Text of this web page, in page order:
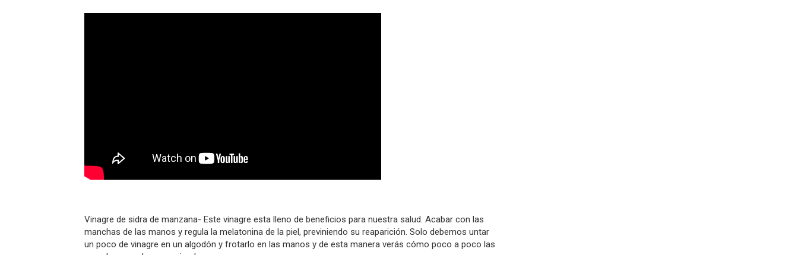
Vinagre de sidra de manzana- Este vinagre esta lleno de beneficios para nuestra salud. Acabar con las
manchas de las manos y regula la melatonina de la piel, previniendo su reaparición. Solo debemos untar
un poco de vinagre en un algodón y frotarlo en las manos y de esta manera verás cómo poco a poco las